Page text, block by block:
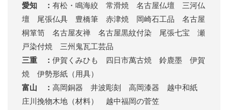
愛知 ： 有松・鳴海絞 常滑焼 名古屋仏壇 三河仏
壇 尾張仏具 豊橋筆 赤津焼 岡崎石工品 名古屋
桐箪笥 名古屋友禅 名古屋黒紋付染 尾張七宝 瀬
戸染付焼 三州鬼瓦工芸品
三重 ： 伊賀くみひも 四日市萬古焼 鈴鹿墨 伊賀
焼 伊勢形紙（用具）
富山 ： 高岡銅器 井波彫刻 高岡漆器 越中和紙
庄川挽物木地（材料） 越中福岡の菅笠